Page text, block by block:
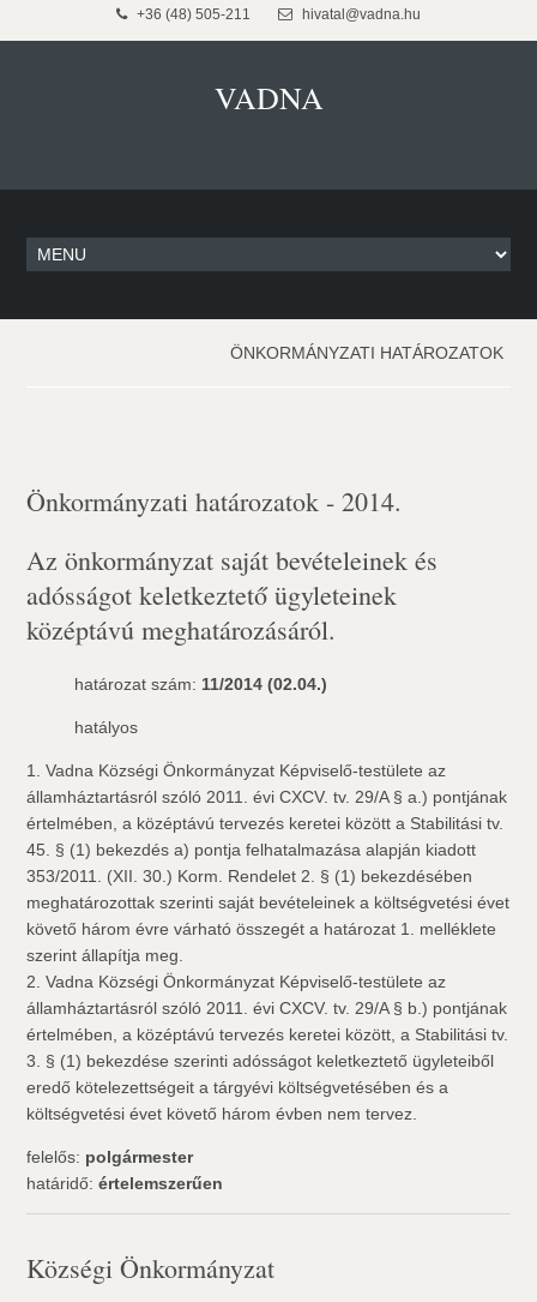
+36 (48) 505-211 hivatal@vadna.hu
VADNA
ÖNKORMÁNYZATI HATÁROZATOK
Önkormányzati határozatok - 2014.
Az önkormányzat saját bevételeinek és
adósságot keletkeztető ügyleteinek
középtávú meghatározásáról.
határozat szám: 11/2014 (02.04.)
hatályos
1. Vadna Községi Önkormányzat Képviselő-testülete az
államháztartásról szóló 2011. évi CXCV. tv. 29/A § a.) pontjának
értelmében, a középtávú tervezés keretei között a Stabilitási tv.
45. § (1) bekezdés a) pontja felhatalmazása alapján kiadott
353/2011. (XII. 30.) Korm. Rendelet 2. § (1) bekezdésében
meghatározottak szerinti saját bevételeinek a költségvetési évet
követő három évre várható összegét a határozat 1. melléklete
szerint állapítja meg.
2. Vadna Községi Önkormányzat Képviselő-testülete az
államháztartásról szóló 2011. évi CXCV. tv. 29/A § b.) pontjának
értelmében, a középtávú tervezés keretei között, a Stabilitási tv.
3. § (1) bekezdése szerinti adósságot keletkeztető ügyleteiből
eredő kötelezettségeit a tárgyévi költségvetésében és a
költségvetési évet követő három évben nem tervez.
felelős: polgármester
határidő:értelemszerűen
Községi Önkormányzat